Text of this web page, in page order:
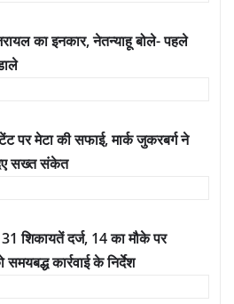
का इनकार, नेतन्याहू बोले- पहले
मेटा की सफाई, मार्क जुकरबर्ग ने
सख्त संकेत
शिकायतें दर्ज, 14 का मौके पर
कार्रवाई के निर्देश